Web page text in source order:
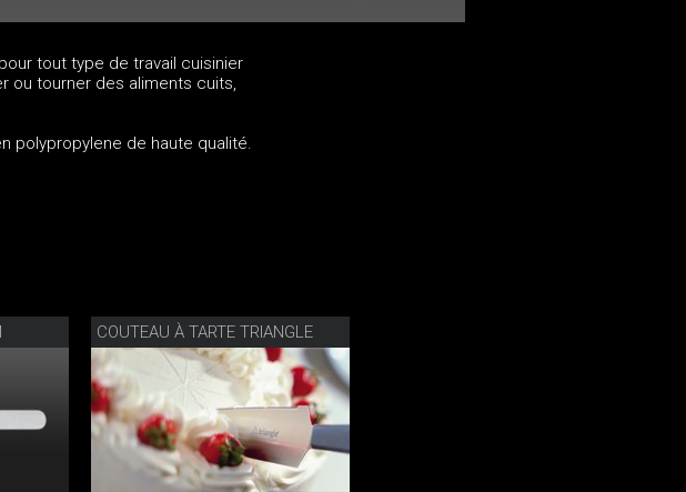
tout type de travail cuisinier
ou tourner des aliments cuits,
polypropylene de haute qualité.
COUTEAU À TARTE TRIANGLE